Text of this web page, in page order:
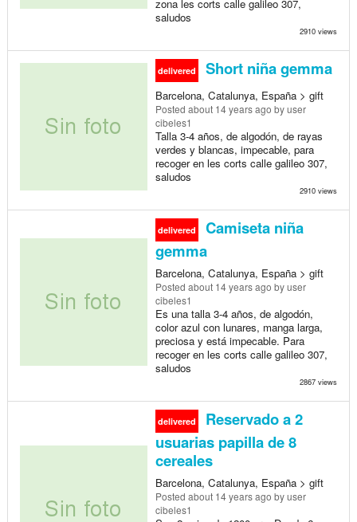
zona les corts calle galileo 307,
saludos
2910 views
delivered Short niña gemma
Barcelona, Catalunya, España > gift
Posted about 14 years ago by user
cibeles1
Talla 3-4 años, de algodón, de rayas
verdes y blancas, impecable, para
recoger en les corts calle galileo 307,
saludos
2910 views
delivered
Camiseta niña
gemma
Barcelona, Catalunya, España > gift
Posted about 14 years ago by user
cibeles1
Es una talla 3-4 años, de algodón,
color azul con lunares, manga larga,
preciosa y está impecable. Para
recoger en les corts calle galileo 307,
saludos
2867 views
delivered
Reservado a 2
usuarias papilla de 8
cereales
Barcelona, Catalunya, España > gift
Posted about 14 years ago by user
cibeles1